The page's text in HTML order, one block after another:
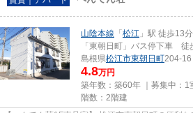
山陰本線 「 松江 」駅 徒歩13分
「東朝日町」バス停下車 徒
島根県松江市東朝日町204-16
4.8万円
築年数：築60年 ｜募集中： 1
階数：2階建